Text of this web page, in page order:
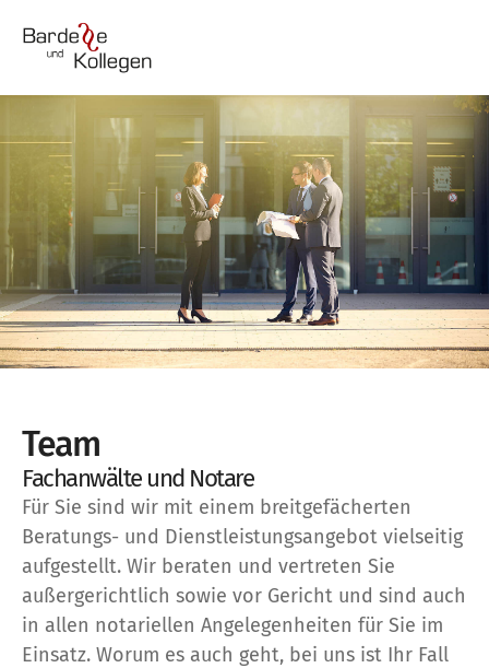
Team
Fachanwälte und Notare
Für Sie sind wir mit einem breitgefächerten
Beratungs- und Dienstleistungsangebot vielseitig
aufgestellt. Wir beraten und vertreten Sie
außergerichtlich sowie vor Gericht und sind auch
in allen notariellen Angelegenheiten für Sie im
Einsatz. Worum es auch geht, bei uns ist Ihr Fall